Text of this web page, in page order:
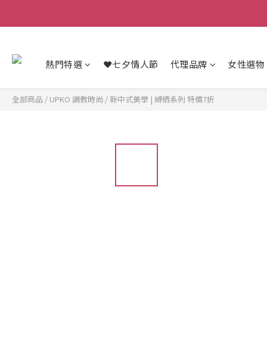
熱門特選 ❤️七夕情人節 代理品牌 女性選物
全部商品 / UPKO 調教時尚 /新中式美學 | 縛栖系列 特價7折